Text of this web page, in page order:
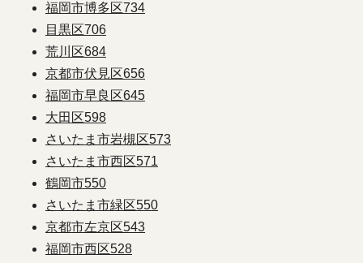
福岡市博多区734
目黒区706
荒川区684
京都市伏見区656
福岡市早良区645
大田区598
さいたま市岩槻区573
さいたま市西区571
鶴岡市550
さいたま市緑区550
京都市左京区543
福岡市西区528